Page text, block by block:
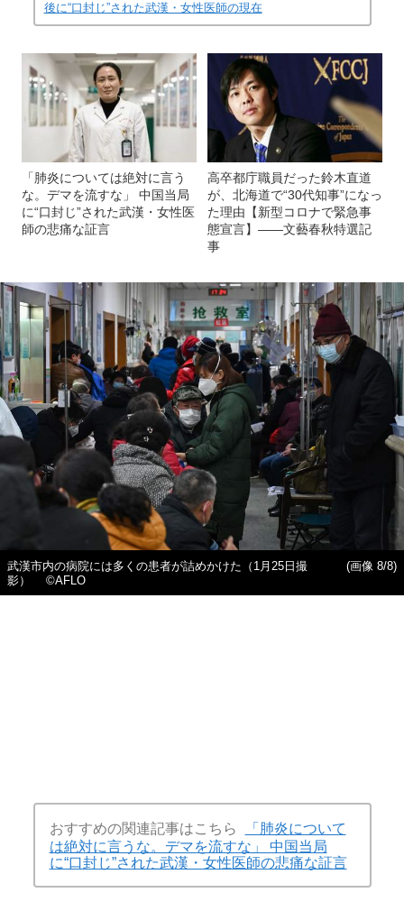
後に“口封じ”された武漢・女性医師の現在
「肺炎については絶対に言う
な。デマを流すな」 中国当局
に“口封じ”された武漢・女性医
師の悲痛な証言
高卒都庁職員だった鈴木直道
が、北海道で“30代知事”になっ
た理由【新型コロナで緊急事
態宣言】――文藝春秋特選記
事
武漢市内の病院には多くの患者が詰めかけた（1月25日撮
影） ©AFLO
(画像 8/8)
おすすめの関連記事はこちら
「肺炎について
は絶対に言うな。デマを流すな」 中国当局
に“口封じ”された武漢・女性医師の悲痛な証言